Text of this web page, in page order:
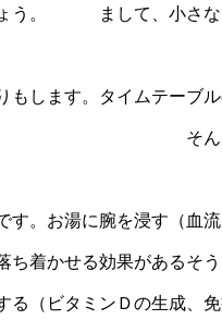
ょう。 まして、小さな
雑用がた
します。タイムテーブ
ときは、
良くなり
着かせる効果があるそ
（ビタミンＤの生成、